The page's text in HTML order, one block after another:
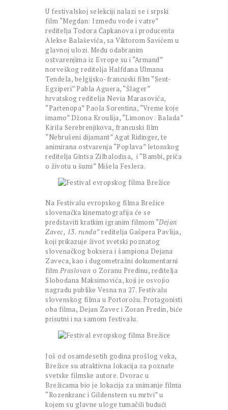
U festivalskoj selekciji nalazi se i srpski
film “Megdan: Između vode i vatre”
reditelja Todora Čapkanova i producenta
Alekse Balaševića, sa Viktorom Savićem u
glavnoj ulozi. Među odabranim
ostvarenjima iz Evrope su i “Armand”
norveškog reditelja Halfdana Ulmana
Tendela, belgijsko-francuski film “Sent-
Egziperi” Pabla Aguera, “Šlager”
hrvatskog reditelja Nevia Marasovića,
“Partenopa” Paola Sorentina, “Vreme koje
imamo” Džona Kroulija, “Limonov: Balada”
Kirila Serebrenjikova, francuski film
“Nebrušeni dijamant” Agat Ridinger, te
animirana ostvarenja “Poplava” letonskog
reditelja Gintsa Zilbalodisa, i “Bambi, priča
o životu u šumi” Mišela Feslera.
Na Festivalu evropskog filma Brežice
slovenačka kinematografija će se
predstaviti kratkim igranim filmom “Dejan
Zavec, 13. runda” reditelja Gašpera Pavlija,
koji prikazuje život svetski poznatog
slovenačkog boksera i šampiona Dejana
Zaveca, kao i dugometražni dokumentarni
film Praslovan o Zoranu Predinu, reditelja
Slobodana Maksimovića, koji je osvojio
nagradu publike Vesna na 27. Festivalu
slovenskog filma u Portorožu. Protagonisti
oba filma, Dejan Zavec i Zoran Predin, biće
prisutni i na samom festivalu.
Još od osamdesetih godina prošlog veka,
Brežice su atraktivna lokacija za poznate
svetske filmske autore. Dvorac u
Brežicama bio je lokacija za snimanje filma
“Rozenkranc i Gildenstern su mrtvi” u
kojem su glavne uloge tumačili budući